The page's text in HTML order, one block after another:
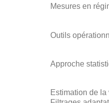
Mesures en
Outils
Approche
Estimation de